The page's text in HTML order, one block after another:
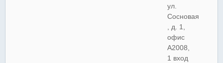
ул.
Сосновая
, д. 1,
офис
А2008,
1 вход